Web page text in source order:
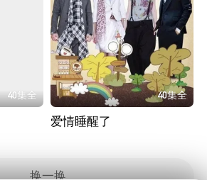
40集全 40集全
爱情睡醒了
换一换